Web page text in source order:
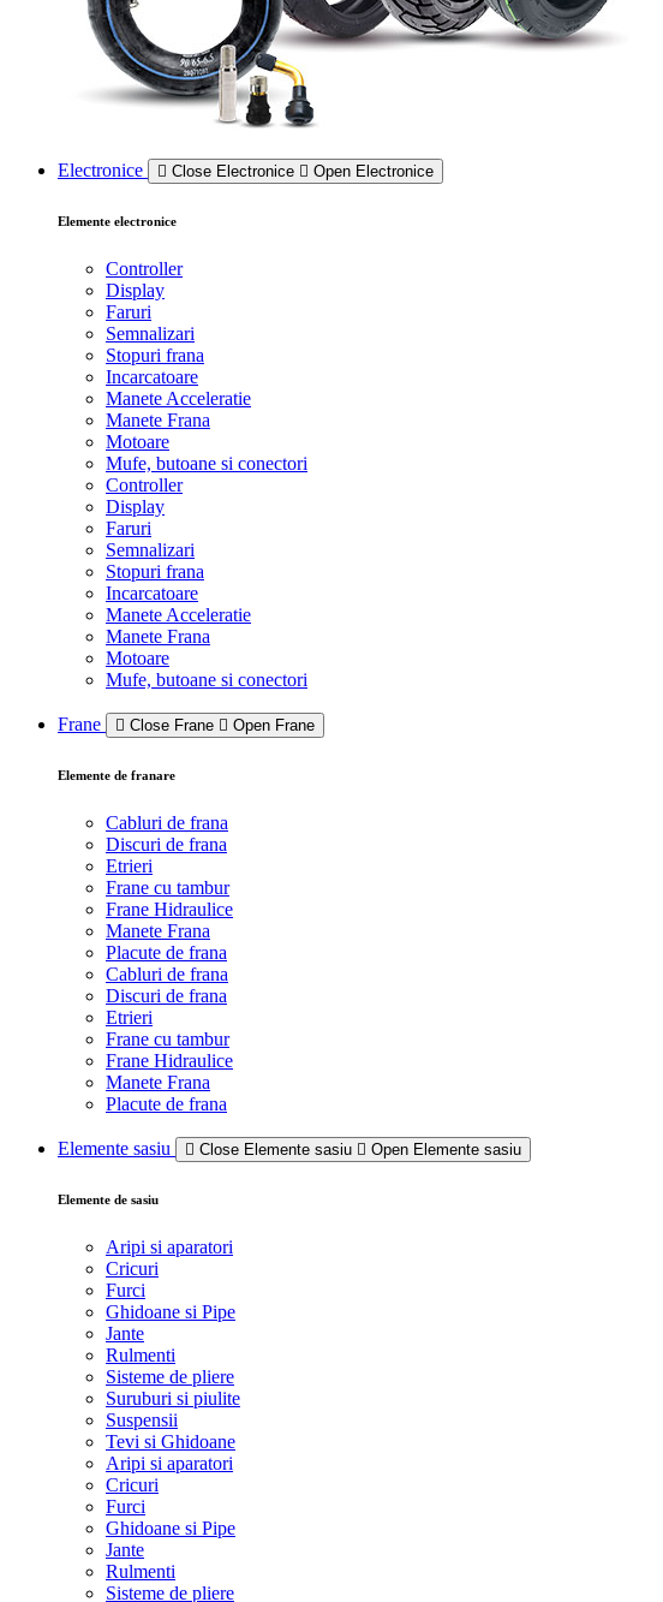
Electronice Close Electronice Open Electronice
Elemente electronice
Controller
Display
Faruri
Semnalizari
Stopuri frana
Incarcatoare
Manete Acceleratie
Manete Frana
Motoare
Mufe, butoane si conectori
Controller
Display
Faruri
Semnalizari
Stopuri frana
Incarcatoare
Manete Acceleratie
Manete Frana
Motoare
Mufe, butoane si conectori
Frane Close Frane Open Frane
Elemente de franare
Cabluri de frana
Discuri de frana
Etrieri
Frane cu tambur
Frane Hidraulice
Manete Frana
Placute de frana
Cabluri de frana
Discuri de frana
Etrieri
Frane cu tambur
Frane Hidraulice
Manete Frana
Placute de frana
Elemente sasiu Close Elemente sasiu Open Elemente sasiu
Elemente de sasiu
Aripi si aparatori
Cricuri
Furci
Ghidoane si Pipe
Jante
Rulmenti
Sisteme de pliere
Suruburi si piulite
Suspensii
Tevi si Ghidoane
Aripi si aparatori
Cricuri
Furci
Ghidoane si Pipe
Jante
Rulmenti
Sisteme de pliere